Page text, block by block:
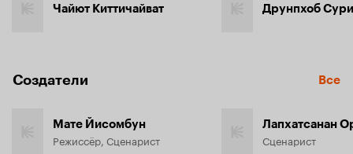
Чайют Киттичайват Друнпхоб
Создатели Все
Мате Йисомбун
Режиссёр, Сценарист Сценарист